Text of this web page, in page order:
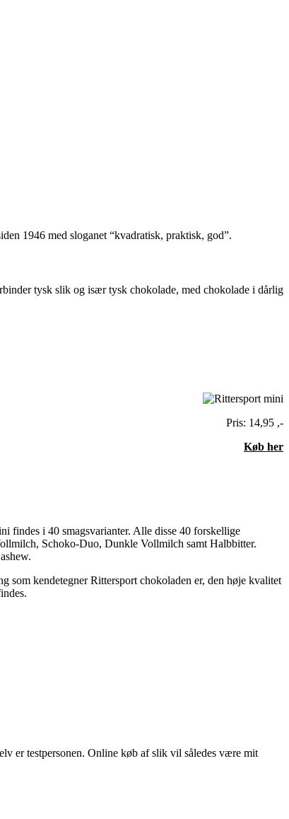
1946 med sloganet “kvadratisk, praktisk, god”.
tysk slik og især tysk chokolade, med chokolade i dårlig
Pris: 14,95 ,-
Køb her
findes i 40 smagsvarianter. Alle disse 40 forskellige
Schoko-Duo, Dunkle Vollmilch samt Halbbitter.
som kendetegner Rittersport chokoladen er, den høje kvalitet
er testpersonen. Online køb af slik vil således være mit